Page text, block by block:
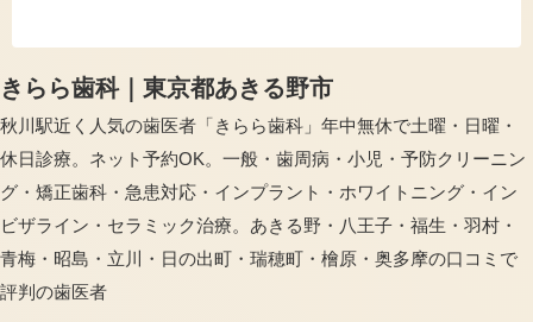
きらら歯科｜東京都あきる野市
秋川駅近く人気の歯医者「きらら歯科」年中無休で土曜・日曜・
休日診療。ネット予約OK。一般・歯周病・小児・予防クリーニン
グ・矯正歯科・急患対応・インプラント・ホワイトニング・イン
ビザライン・セラミック治療。あきる野・八王子・福生・羽村・
青梅・昭島・立川・日の出町・瑞穂町・檜原・奥多摩の口コミで
評判の歯医者